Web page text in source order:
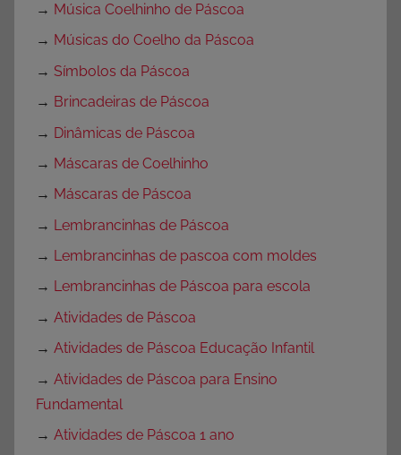
→ Música Coelhinho de Páscoa
→ Músicas do Coelho da Páscoa
→ Símbolos da Páscoa
→ Brincadeiras de Páscoa
→ Dinâmicas de Páscoa
→ Máscaras de Coelhinho
→ Máscaras de Páscoa
→ Lembrancinhas de Páscoa
→ Lembrancinhas de pascoa com moldes
→ Lembrancinhas de Páscoa para escola
→ Atividades de Páscoa
→ Atividades de Páscoa Educação Infantil
→ Atividades de Páscoa para Ensino
Fundamental
→ Atividades de Páscoa 1 ano